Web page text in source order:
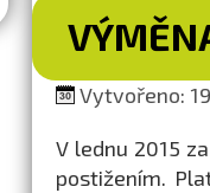
Vytvořeno:
V lednu 2015
postižením.